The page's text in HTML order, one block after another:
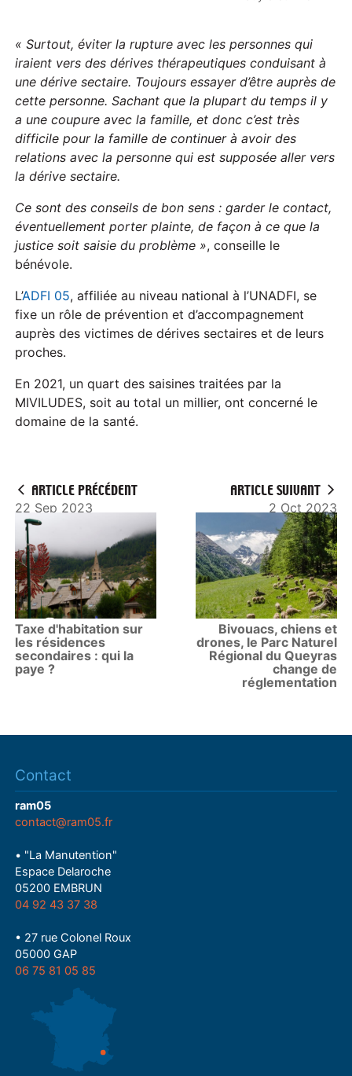
« Surtout, éviter la rupture avec les personnes qui
iraient vers des dérives thérapeutiques conduisant à
une dérive sectaire. Toujours essayer d’être auprès de
cette personne. Sachant que la plupart du temps il y
a une coupure avec la famille, et donc c’est très
difficile pour la famille de continuer à avoir des
relations avec la personne qui est supposée aller vers
la dérive sectaire.
Ce sont des conseils de bon sens : garder le contact,
éventuellement porter plainte, de façon à ce que la
justice soit saisie du problème », conseille le
bénévole.
L’ADFI 05, affiliée au niveau national à l’UNADFI, se
fixe un rôle de prévention et d’accompagnement
auprès des victimes de dérives sectaires et de leurs
proches.
En 2021, un quart des saisines traitées par la
MIVILUDES, soit au total un millier, ont concerné le
domaine de la santé.
ARTICLE PRÉCÉDENT
22 Sep 2023
Taxe d'habitation sur
les résidences
secondaires : qui la
paye ?
ARTICLE SUIVANT
2 Oct 2023
Bivouacs, chiens et
drones, le Parc Naturel
Régional du Queyras
change de
réglementation
Contact
ram05
contact@ram05.fr
• "La Manutention"
Espace Delaroche
05200 EMBRUN
04 92 43 37 38
• 27 rue Colonel Roux
05000 GAP
06 75 81 05 85